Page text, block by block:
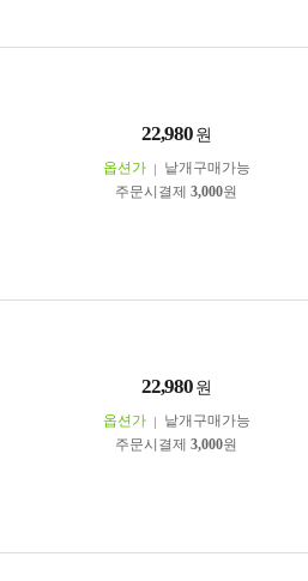
22,980 원
옵션가
낱개구매가능
주문시결제 3,000원
22,980 원
옵션가
낱개구매가능
주문시결제 3,000원